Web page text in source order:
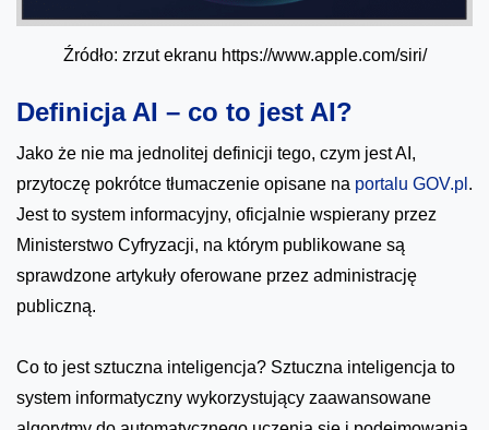
Źródło: zrzut ekranu https://www.apple.com/siri/
Definicja AI – co to jest AI?
Jako że nie ma jednolitej definicji tego, czym jest AI,
przytoczę pokrótce tłumaczenie opisane na portalu GOV.pl .
Jest to system informacyjny, oficjalnie wspierany przez
Ministerstwo Cyfryzacji, na którym publikowane są
sprawdzone artykuły oferowane przez administrację
publiczną.
Co to jest sztuczna inteligencja? Sztuczna inteligencja to
system informatyczny wykorzystujący zaawansowane